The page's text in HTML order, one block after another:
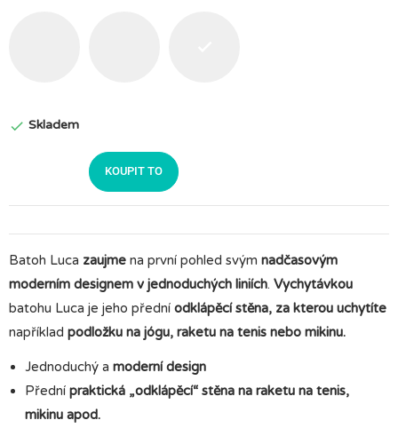
 Skladem
KOUPIT TO
Batoh Luca zaujme na první pohled svým nadčasovým
moderním designem v jednoduchých liniích. Vychytávkou
batohu Luca je jeho přední odklápěcí stěna, za kterou uchytíte
například podložku na jógu, raketu na tenis nebo mikinu.
Jednoduchý a moderní design
Přední praktická „odklápěcí“ stěna na raketu na tenis,
mikinu apod.